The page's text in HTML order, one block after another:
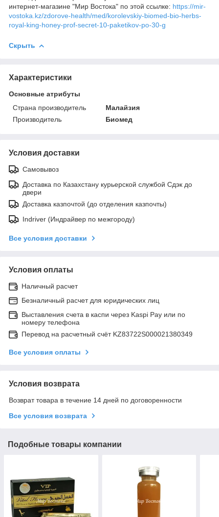
интернет-магазине "Мир Востока" по этой ссылке: https://mir-
vostoka.kz/zdorove-health/med/korolevskiy-biomed-bio-herbs-
royal-king-honey-prof-secret-10-paketikov-po-30-g
Скрыть
Характеристики
Основные атрибуты
Страна производитель
Малайзия
Производитель
Биомед
Условия доставки
Самовывоз
Доставка по Казахстану курьерской службой Сдэк до
двери
Доставка казпочтой (до отделения казпочты)
Indriver (Индрайвер по межгороду)
Все условия доставки
Условия оплаты
Наличный расчет
Безналичный расчет для юридических лиц
Выставления счета в каспи через Kaspi Pay или по
номеру телефона
Перевод на расчетный счёт KZ83722S000021380349
Все условия оплаты
Условия возврата
Возврат товара в течение 14 дней по договоренности
Все условия возврата
Подобные товары компании